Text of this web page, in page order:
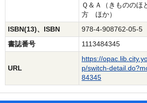
Ｑ＆Ａ（きもののほ
方 ほか）
ISBN(13)、ISBN
978-4-908762-
書誌番号
1113484345
URL
https://
p/switch-
84345